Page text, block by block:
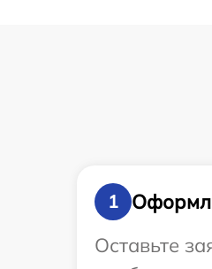
1
Оставьте